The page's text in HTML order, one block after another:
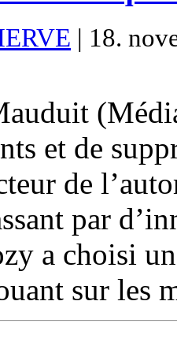
| 18.
et de
de
par
a choisi
sur